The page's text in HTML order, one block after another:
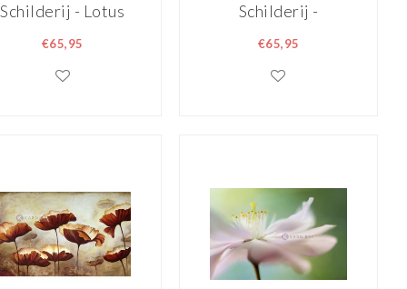
Schilderij - Lotus
bloem in het roze ,
Wanddecoratie
€65,95
Schilderij -
Magische tuin,
groen , 3 maten
€65,95